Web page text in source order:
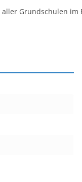
Grundschulen im